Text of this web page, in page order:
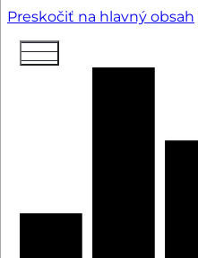
Preskočiť na hlavný obsah